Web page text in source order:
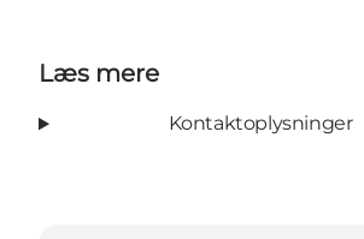
Læs mere
Kontaktoplysninger